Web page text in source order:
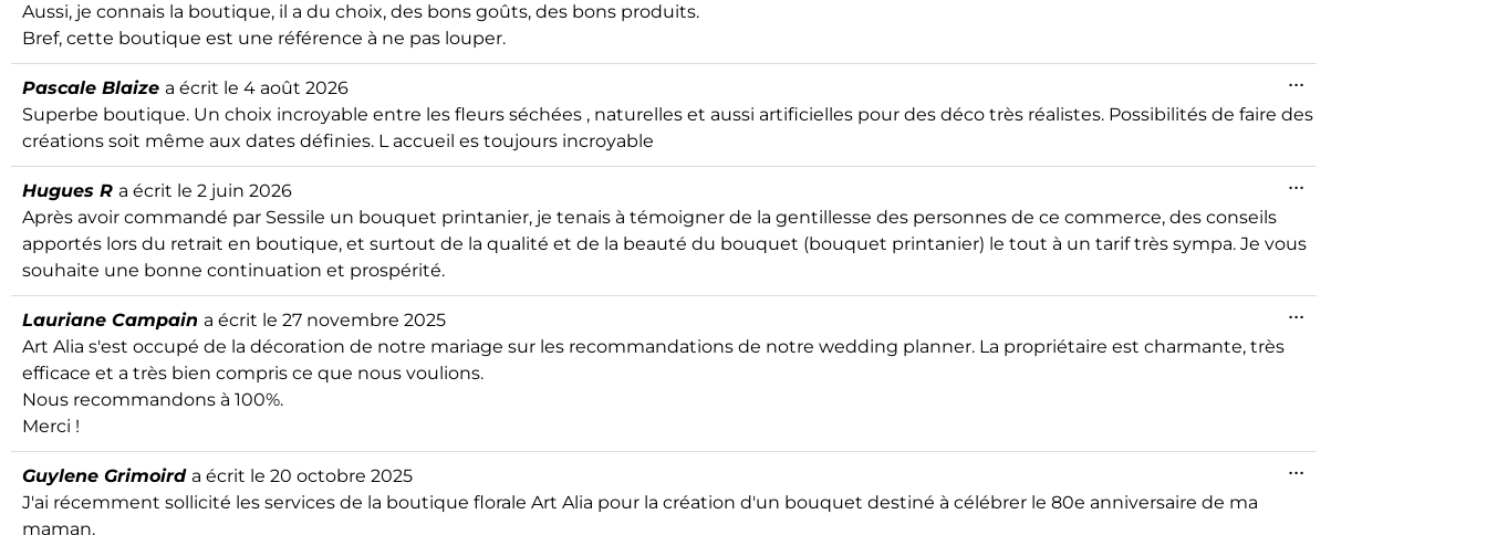
Aussi, je connais la boutique, il a du choix, des bons goûts, des bons produits.
Bref, cette boutique est une référence à ne pas louper.
Pascale Blaize a écrit le 4 août 2026
Superbe boutique. Un choix incroyable entre les fleurs séchées , naturelles et aussi artificielles pour des déco très réalistes. Possibilités de faire des
créations soit même aux dates définies. L accueil es toujours incroyable
...
Hugues R a écrit le 2 juin 2026
Après avoir commandé par Sessile un bouquet printanier, je tenais à témoigner de la gentillesse des personnes de ce commerce, des conseils
apportés lors du retrait en boutique, et surtout de la qualité et de la beauté du bouquet (bouquet printanier) le tout à un tarif très sympa. Je vous
souhaite une bonne continuation et prospérité.
...
Lauriane Campain a écrit le 27 novembre 2025
Art Alia s'est occupé de la décoration de notre mariage sur les recommandations de notre wedding planner. La propriétaire est charmante, très
efficace et a très bien compris ce que nous voulions.
Nous recommandons à 100%.
Merci !
...
Guylene Grimoird a écrit le 20 octobre 2025
J'ai récemment sollicité les services de la boutique florale Art Alia pour la création d'un bouquet destiné à célébrer le 80e anniversaire de ma
maman.
...